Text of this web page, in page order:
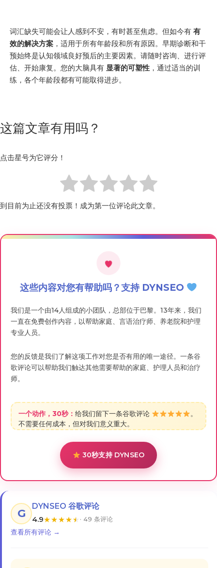
词汇缺失可能会让人感到不安，有时甚至焦虑。但如今有有
效的解决方案 ，适用于所有年龄段和所有原因。早期诊断和干
预始终是认知领域良好预后的主要因素。请随时咨询、进行评
估、开始康复。您的大脑具有显著的可塑性 ，通过适当的训
练，各个年龄段都有可能取得进步。
这篇文章有用吗？
点击星号为它评分！
到目前为止还没有投票！成为第一位评论此文章。
这些内容对您有帮助吗？支持 DYNSEO
我们是一个由14人组成的小团队，总部位于巴黎。13年来，我们
一直在免费创作内容，以帮助家庭、言语治疗师、养老院和护理
专业人员。
您的反馈是我们了解这项工作对您是否有用的唯一途径。一条谷
歌评论可以帮助我们触达其他需要帮助的家庭、护理人员和治疗
师。
一个动作，30秒： 给我们留下一条谷歌评论
。
不需要任何成本，但对我们意义重大。
30秒支持 DYNSEO
G
DYNSEO 谷歌评论
4.9★★★★★ · 49 条评论
查看所有评论 →